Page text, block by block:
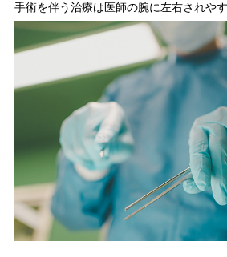
手術を伴う治療は医師の腕に左右されやす